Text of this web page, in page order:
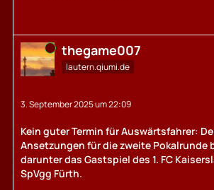
Online thegame007
lautern.qiumi.de
3. September 2025 um 22:09
Kein guter Termin für Auswärtsfahrer:
Ansetzungen für die zweite Pokalrunde
darunter das Gastspiel des 1. FC
SpVgg Fürth.